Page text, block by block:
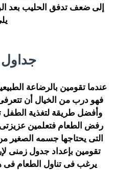
إلى ضعف تدفق الحليب بعد
جداول
عندما تقومين بالرضاعة
فهو درب من الخيال أن
وأفضل طريقة لتغذية الطفل
رفض الطعام فتعلمين
التى يحتاجها جسمه الصغير
تقومين بإعداد جدول زمنى
يرغب فى تناول الطعام فى